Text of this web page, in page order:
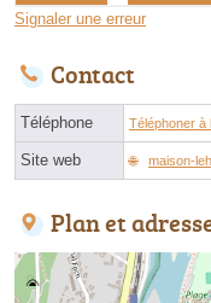
Signaler une erreur
Contact
Téléphone Téléphoner à
Site web maison-
Plan et